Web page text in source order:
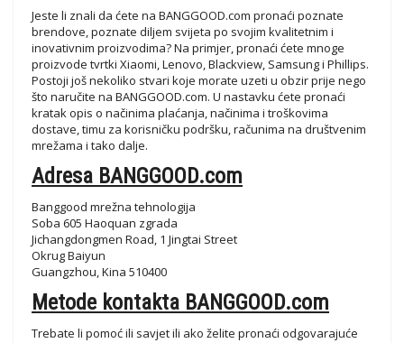
Jeste li znali da ćete na BANGGOOD.com pronaći poznate
brendove, poznate diljem svijeta po svojim kvalitetnim i
inovativnim proizvodima? Na primjer, pronaći ćete mnoge
proizvode tvrtki Xiaomi, Lenovo, Blackview, Samsung i Phillips.
Postoji još nekoliko stvari koje morate uzeti u obzir prije nego
što naručite na BANGGOOD.com. U nastavku ćete pronaći
kratak opis o načinima plaćanja, načinima i troškovima
dostave, timu za korisničku podršku, računima na društvenim
mrežama i tako dalje.
Adresa BANGGOOD.com
Banggood mrežna tehnologija
Soba 605 Haoquan zgrada
Jichangdongmen Road, 1 Jingtai Street
Okrug Baiyun
Guangzhou, Kina 510400
Metode kontakta BANGGOOD.com
Trebate li pomoć ili savjet ili ako želite pronaći odgovarajuće